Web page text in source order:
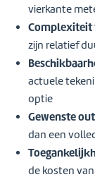
vierkante
Complexiteit
zijn relatief
actuele
optie
Gewenste
dan een
de kosten